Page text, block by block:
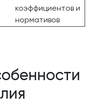
коэффициентов и
нормативов